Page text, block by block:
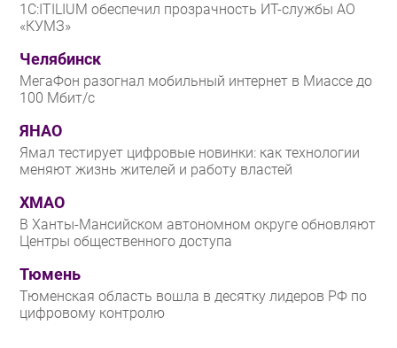
1С:ITILIUM обеспечил прозрачность ИТ-службы АО
«КУМЗ»
Челябинск
МегаФон разогнал мобильный интернет в Миассе до
100 Мбит/с
ЯНАО
Ямал тестирует цифровые новинки: как технологии
меняют жизнь жителей и работу властей
ХМАО
В Ханты-Мансийском автономном округе обновляют
Центры общественного доступа
Тюмень
Тюменская область вошла в десятку лидеров РФ по
цифровому контролю